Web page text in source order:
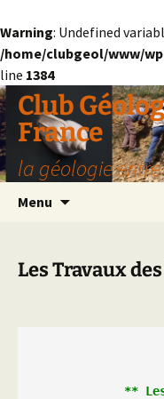
Warning: Undefined
/home/clubgeol/www/
line 1384
Aller
au
contenu
Club
France
la géologie
Menu
Les Travaux
**